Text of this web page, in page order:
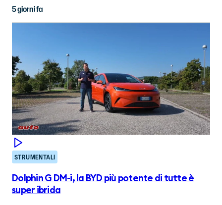
5 giorni fa
STRUMENTALI
Dolphin G DM-i, la BYD più potente di tutte è
super ibrida